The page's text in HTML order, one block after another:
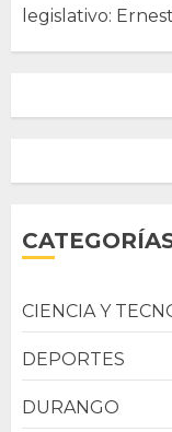
legislativo:
CIENCIA Y
DEPORTES
DURANGO